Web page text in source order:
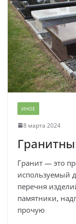
ИНОЕ
8 марта 2024
Гранит — это
используемый
перечня
памятники,
прочую